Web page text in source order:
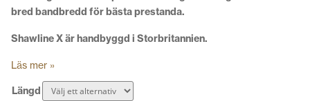
bred bandbredd för bästa prestanda.
Shawline X är handbyggd i Storbritannien.
Läs mer »
Längd